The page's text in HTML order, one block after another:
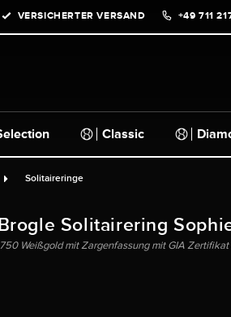
VERSICHERTER VERSAND +49 711
Classic
Solitaireringe
Solitairering
Weißgold mit Zargenfassung mit GIA